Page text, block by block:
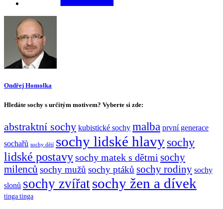
Ondřej Homolka
Hledáte sochy s určitým motivem? Vyberte si zde:
abstraktní sochy kubistické sochy malba první generace
sochařů sochy dětí sochy lidské hlavysochy
lidské postavysochy matek s dětmi sochy
milenců sochy mužů sochy ptáků sochy rodiny sochy
slonů sochy zvířatsochy žen a dívek
tinga tinga